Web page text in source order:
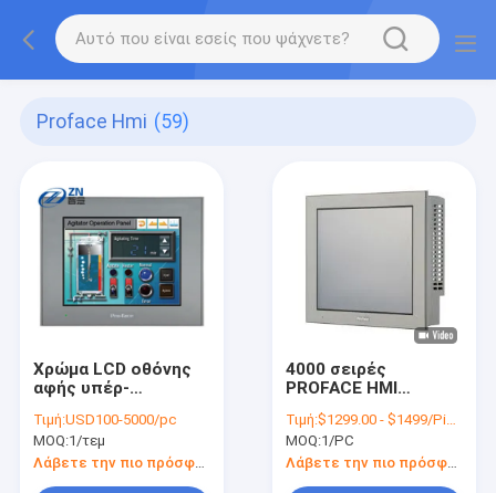
Proface Hmi (59)
Χρώμα LCD οθόνης
αφής υπέρ-
PFXGP4401TAD HMI
TFT
Τιμή:USD100-5000/pc
MOQ:1/τεμ
Λάβετε την πιο πρόσφατη τιμή
4000 σειρές
PROFACE HMI
PFXGP4601TAA 12,1
ίντσας
Τιμή:$1299.00 - $1499/Pieces
MOQ:1/PC